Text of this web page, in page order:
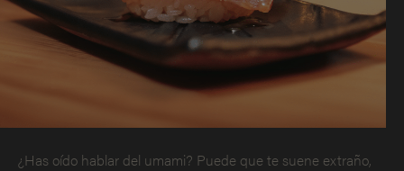
¿Has oído hablar del umami? Puede que te suene extraño,